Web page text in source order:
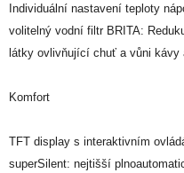
Individuální nastavení teploty
volitelný vodní filtr BRITA:
látky ovlivňující chuť a vůni kávy
Komfort
TFT display s interaktivním
superSilent: nejtišší